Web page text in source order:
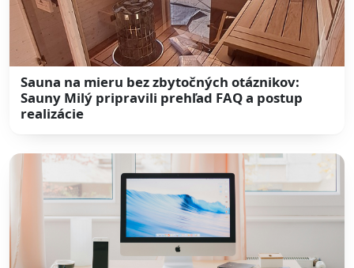
Sauna na mieru bez zbytočných otáznikov:
Sauny Milý pripravili prehľad FAQ a postup
realizácie